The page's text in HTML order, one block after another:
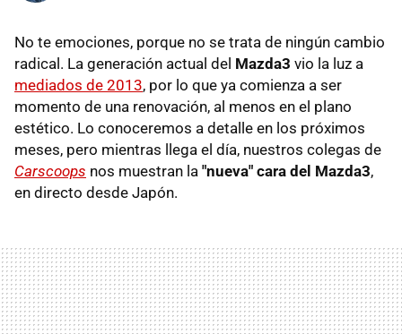
No te emociones, porque no se trata de ningún cambio
radical. La generación actual del Mazda3 vio la luz a
mediados de 2013, por lo que ya comienza a ser
momento de una renovación, al menos en el plano
estético. Lo conoceremos a detalle en los próximos
meses, pero mientras llega el día, nuestros colegas de
Carscoops nos muestran la "nueva" cara del Mazda3,
en directo desde Japón.